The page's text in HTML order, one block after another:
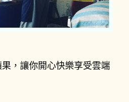
，讓你開心快樂享受雲端